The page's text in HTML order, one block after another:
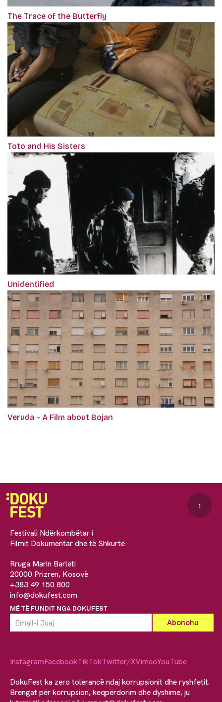
The Trace of the Butterfly
Toto and His Sisters
Unidentified
Veruda – A Film about Bojan
Festivali Ndërkombëtar i
Filmit Dokumentar dhe të Shkurtë
Rruga Marin Barleti
20000 Prizren, Kosovë
+383 49 150 800
info@dokufest.com
MË TË FUNDIT NGA DOKUFEST
↑
InstagramFacebookTikTokTwitter/XVimeoYouTube
DokuFest ka zero tolerancë ndaj korrupsionit dhe ryshfetit.
Brengat për korrupsion, keqpërdorim dhe dyshime, ju